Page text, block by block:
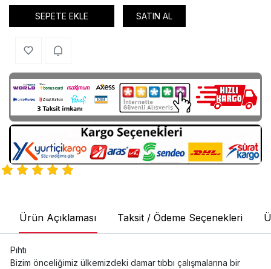
SEPETE EKLE SATIN AL
Ürün Açıklaması Taksit / Ödeme Seçenekleri
Pıhtı
Bizim önceliğimiz ülkemizdeki damar tıbbı çalışmalarına bir